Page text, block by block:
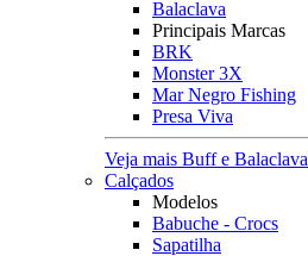
Balaclava
Principais Marcas
BRK
Monster 3X
Mar Negro Fishing
Presa Viva
Veja mais Buff e Balaclava
Calçados
Modelos
Babuche - Crocs
Sapatilha